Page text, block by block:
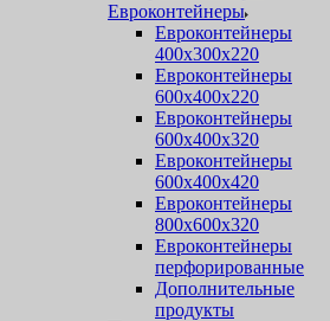
Евроконтейнеры
Евроконтейнеры
400х300х220
Евроконтейнеры
600х400х220
Евроконтейнеры
600х400х320
Евроконтейнеры
600х400х420
Евроконтейнеры
800х600х320
Евроконтейнеры
перфорированные
Дополнительные
продукты